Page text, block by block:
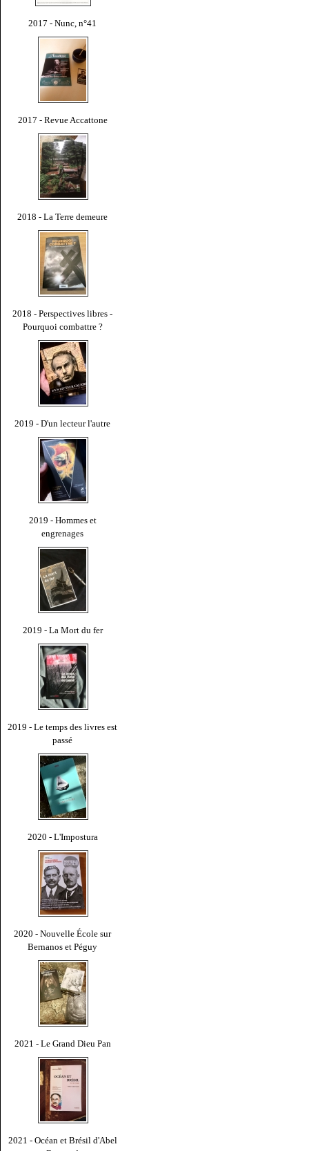
2017 - Nunc, n°41
2017 - Revue Accattone
2018 - La Terre demeure
2018 - Perspectives libres -
Pourquoi combattre ?
2019 - D'un lecteur l'autre
2019 - Hommes et
engrenages
2019 - La Mort du fer
2019 - Le temps des livres est
passé
2020 - L'Impostura
2020 - Nouvelle École sur
Bernanos et Péguy
2021 - Le Grand Dieu Pan
2021 - Océan et Brésil d'Abel